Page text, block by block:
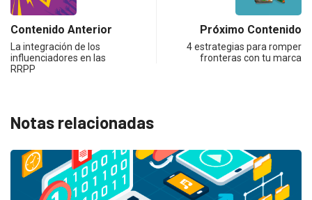
Contenido Anterior
La integración de los
influenciadores en las
RRPP
Próximo Contenido
4 estrategias para romper
fronteras con tu marca
Notas relacionadas